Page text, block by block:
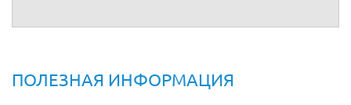
ПОЛЕЗНАЯ ИНФОРМАЦИЯ